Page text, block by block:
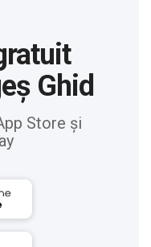
Ghid
Store și